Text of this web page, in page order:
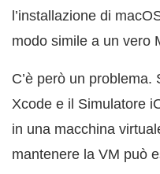
l’installazione di
modo simile a un vero
C’è però un
Xcode e il Simulatore
in una macchina
mantenere la VM può